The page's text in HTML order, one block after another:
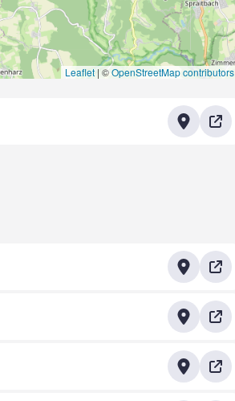
Leaflet | ©OpenStreetMap contributors